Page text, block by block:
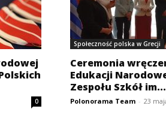
0
Społeczność polska w Grecji
Ceremonia
Edukacji
Zespołu Szkół
Polonorama Team - 23